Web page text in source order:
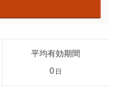
平均有効期間
0 日